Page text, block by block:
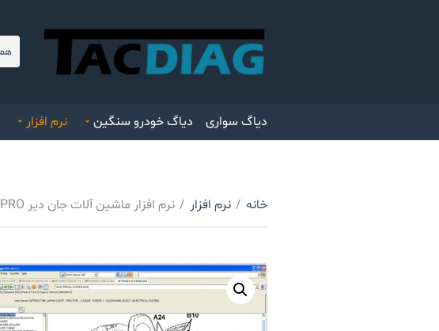
د
س
دیاگ سواری دیاگ خودرو سنگین نرم افزار
خانه / نرم افزار / نرم افزار ماشین آلات جان دیر John Deere Parts Manager PRO